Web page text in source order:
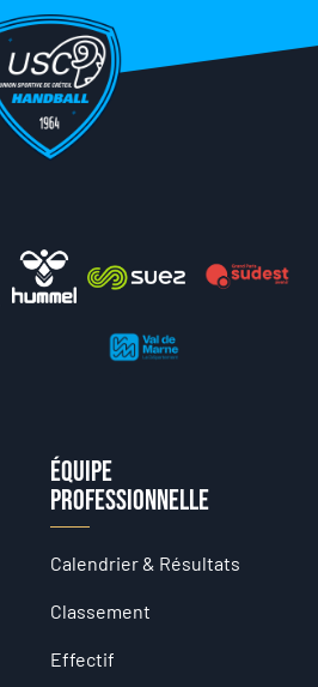
Équipe
professionnelle
Calendrier & Résultats
Classement
Effectif